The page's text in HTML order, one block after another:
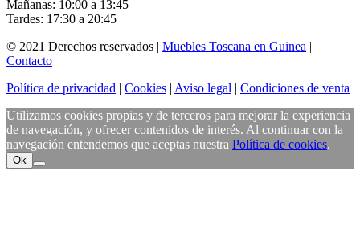
Mañanas: 10:00 a 13:45
Tardes: 17:30 a 20:45
© 2021 Derechos reservados | Muebles Toscana en Guinea |
Contacto
Política de privacidad | Cookies | Aviso legal | Condiciones de venta
Utilizamos cookies propias y de terceros para mejorar la experiencia
de navegación, y ofrecer contenidos de interés. Al continuar con la
navegación entendemos que aceptas nuestra Política de cookies.
Ok